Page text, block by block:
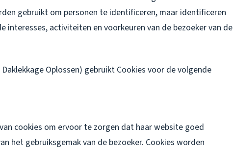
gebruikt om personen te identificeren, maar identificeren
interesses, activiteiten en voorkeuren van de bezoeker van de
Oplossen) gebruikt Cookies voor de volgende
cookies om ervoor te zorgen dat haar website goed
het gebruiksgemak van de bezoeker. Cookies worden